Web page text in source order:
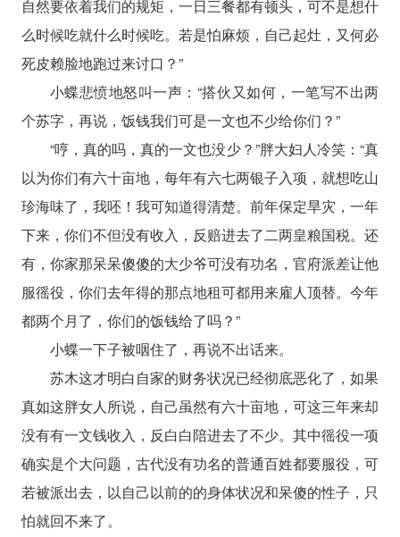
自然要依着我们的规矩，一日三餐都有顿头，可不是想什
么时候吃就什么时候吃。若是怕麻烦，自己起灶，又何必
死皮赖脸地跑过来讨口？”
小蝶悲愤地怒叫一声：“搭伙又如何，一笔写不出两
个苏字，再说，饭钱我们可是一文也不少给你们？”
“哼，真的吗，真的一文也没少？”胖大妇人冷笑：“真
以为你们有六十亩地，每年有六七两银子入项，就想吃山
珍海味了，我呸！我可知道得清楚。前年保定旱灾，一年
下来，你们不但没有收入，反赔进去了二两皇粮国税。还
有，你家那呆呆傻傻的大少爷可没有功名，官府派差让他
服徭役，你们去年得的那点地租可都用来雇人顶替。今年
都两个月了，你们的饭钱给了吗？”
小蝶一下子被咽住了，再说不出话来。
苏木这才明白自家的财务状况已经彻底恶化了，如果
真如这胖女人所说，自己虽然有六十亩地，可这三年来却
没有有一文钱收入，反白白陪进去了不少。其中徭役一项
确实是个大问题，古代没有功名的普通百姓都要服役，可
若被派出去，以自己以前的的身体状况和呆傻的性子，只
怕就回不来了。